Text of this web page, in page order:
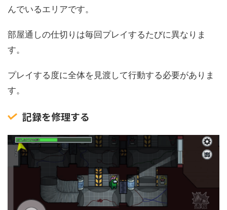
んでいるエリアです。
部屋通しの仕切りは毎回プレイするたびに異なりま
す。
プレイする度に全体を見渡して行動する必要がありま
す。
記録を修理する